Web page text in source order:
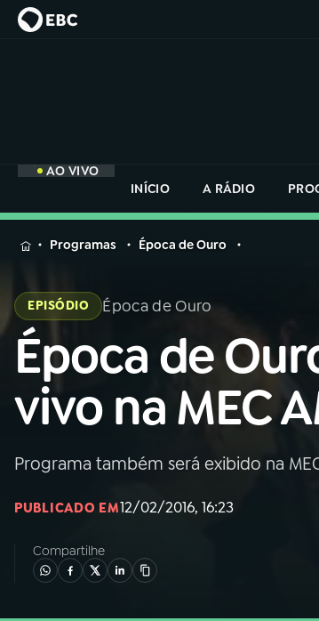
AO VIVO
INÍCIO
A RÁDIO
MENU
Buscar
na
Rádio
Nacional
AO VIVO
02A RÁDIO
03 PROGRAMAÇÃO
na
Rádio
Nacional
Programas Época de Ouro
EPISÓDIO Época de Ouro
Época de
vivo na MEC
Programa também será exibido na
PUBLICADO EM12/02/2016, 16:23
Compartilhe